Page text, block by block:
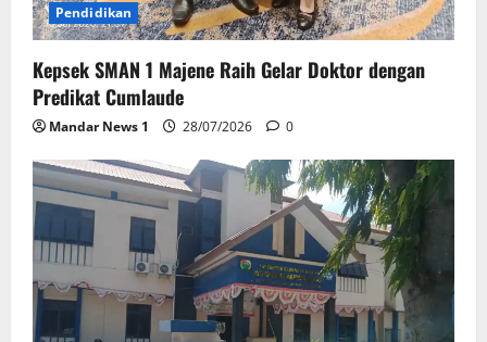
Pendidikan
Kepsek SMAN 1 Majene Raih Gelar Doktor dengan
Predikat Cumlaude
Mandar News 1 28/07/2026 0